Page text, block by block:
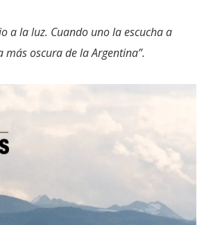
a la luz. Cuando uno la escucha a
más oscura de la Argentina”.